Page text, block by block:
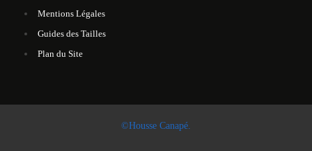
Mentions Légales
Guides des Tailles
Plan du Site
©Housse Canapé.